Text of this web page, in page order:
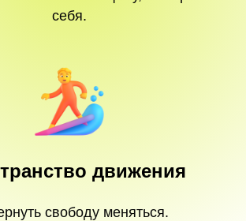
себя.
движения
свободу меняться.